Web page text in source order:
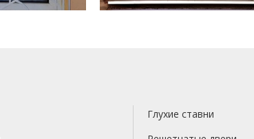
Глухие ставни